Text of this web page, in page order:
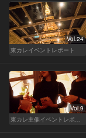
Vol.24
東カレイベントレポート
Vol.9
東カレ主催イベントレポート